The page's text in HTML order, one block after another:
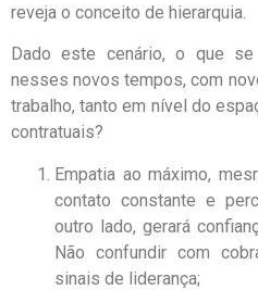
reveja o conceito de hierarquia.
Dado este cenário, o que
nesses novos tempos, com
trabalho, tanto em nível do
contratuais?
Empatia ao máximo,
contato constante e
outro lado, gerará
Não confundir com
sinais de liderança;